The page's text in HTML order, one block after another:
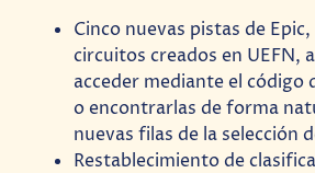
Cinco nuevas pistas de
circuitos creados en UEFN,
acceder mediante el código
o encontrarlas de forma
nuevas filas de la selección
Restablecimiento de